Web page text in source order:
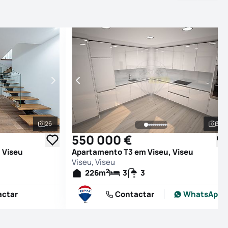
Ver todas as fotografias
26 33
550 000 €
Apartamento T3 em Viseu, Viseu
Viseu, Viseu
226m2 3
3
Contactar
WhatsApp